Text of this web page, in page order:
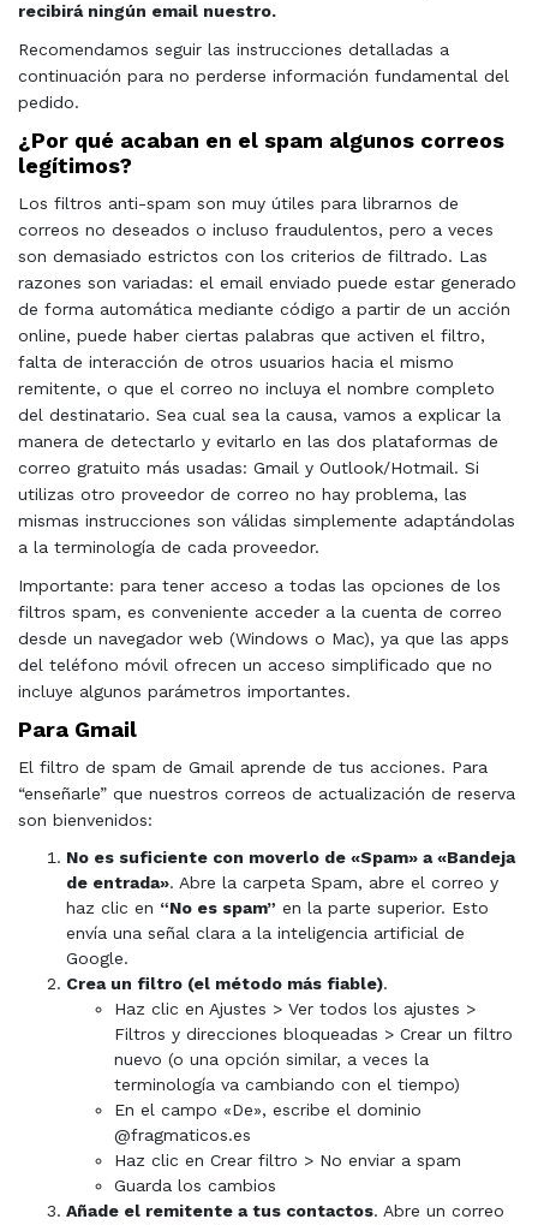
recibirá ningún email nuestro.
Recomendamos seguir las instrucciones detalladas a
continuación para no perderse información fundamental del
pedido.
¿Por qué acaban en el spam algunos correos
legítimos?
Los filtros anti-spam son muy útiles para librarnos de
correos no deseados o incluso fraudulentos, pero a veces
son demasiado estrictos con los criterios de filtrado. Las
razones son variadas: el email enviado puede estar generado
de forma automática mediante código a partir de un acción
online, puede haber ciertas palabras que activen el filtro,
falta de interacción de otros usuarios hacia el mismo
remitente, o que el correo no incluya el nombre completo
del destinatario. Sea cual sea la causa, vamos a explicar la
manera de detectarlo y evitarlo en las dos plataformas de
correo gratuito más usadas: Gmail y Outlook/Hotmail. Si
utilizas otro proveedor de correo no hay problema, las
mismas instrucciones son válidas simplemente adaptándolas
a la terminología de cada proveedor.
Importante: para tener acceso a todas las opciones de los
filtros spam, es conveniente acceder a la cuenta de correo
desde un navegador web (Windows o Mac), ya que las apps
del teléfono móvil ofrecen un acceso simplificado que no
incluye algunos parámetros importantes.
Para Gmail
El filtro de spam de Gmail aprende de tus acciones. Para
“enseñarle” que nuestros correos de actualización de reserva
son bienvenidos:
No es suficiente con moverlo de «Spam» a «Bandeja
de entrada». Abre la carpeta Spam, abre el correo y
haz clic en “No es spam” en la parte superior. Esto
envía una señal clara a la inteligencia artificial de
Google.
Crea un filtro (el método más fiable).
Haz clic en Ajustes > Ver todos los ajustes >
Filtros y direcciones bloqueadas > Crear un filtro
nuevo (o una opción similar, a veces la
terminología va cambiando con el tiempo)
En el campo «De», escribe el dominio
@fragmaticos.es
Haz clic en Crear filtro > No enviar a spam
Guarda los cambios
Añade el remitente a tus contactos. Abre un correo